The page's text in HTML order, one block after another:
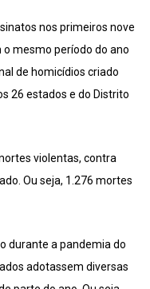
nos primeiros nove
mesmo período do ano
de homicídios criado
26 estados e do Distrito
violentas, contra
Ou seja, 1.276 mortes
durante a pandemia do
adotassem diversas